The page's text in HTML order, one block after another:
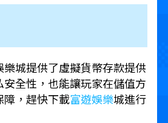
城提供了虛擬貨幣存款提供
全性，也能讓玩家在儲值方
障，趕快下載富遊娛樂城進行